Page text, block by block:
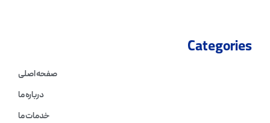
Categories
صفحه اصلی
درباره ما
خدمات ما